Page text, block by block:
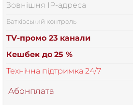
Зовнішня IP-адреса
Батківський контроль
TV-промо 23 канали
Кешбек до 25 %
Технічна підтримка 24/7
Абонплата